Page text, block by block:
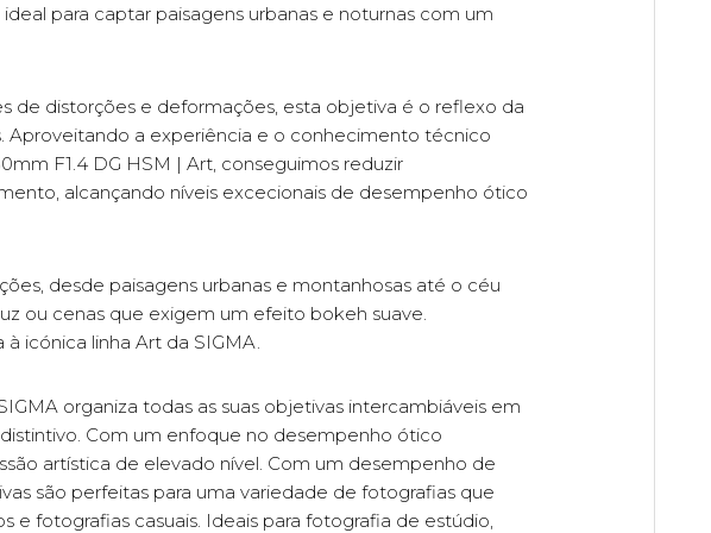
para captar paisagens urbanas e noturnas com um
de distorções e deformações, esta objetiva é o reflexo da
Aproveitando a experiência e o conhecimento técnico
F1.4 DG HSM | Art, conseguimos reduzir
alcançando níveis excecionais de desempenho ótico
desde paisagens urbanas e montanhosas até o céu
ou cenas que exigem um efeito bokeh suave.
icónica linha Art da SIGMA.
organiza todas as suas objetivas intercambiáveis em
Com um enfoque no desempenho ótico
artística de elevado nível. Com um desempenho de
são perfeitas para uma variedade de fotografias que
e fotografias casuais. Ideais para fotografia de estúdio,